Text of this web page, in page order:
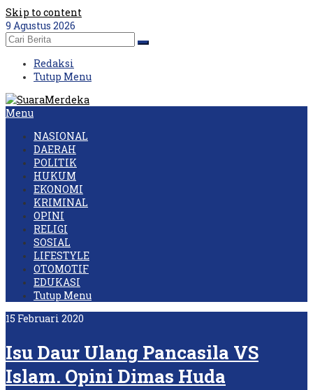
Skip to content
9 Agustus 2026
Redaksi
Tutup Menu
Menu
NASIONAL
DAERAH
POLITIK
HUKUM
EKONOMI
KRIMINAL
OPINI
RELIGI
SOSIAL
LIFESTYLE
OTOMOTIF
EDUKASI
Tutup Menu
15 Februari 2020
Isu Daur Ulang Pancasila VS
Islam. Opini Dimas Huda